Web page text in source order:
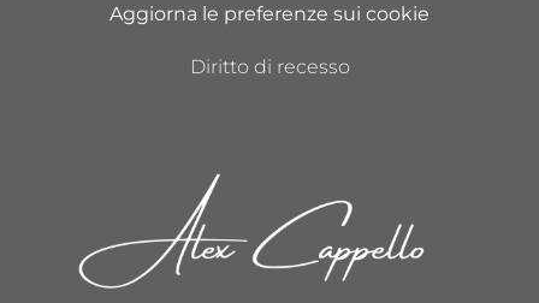
Aggiorna le preferenze sui cookie
Diritto di recesso